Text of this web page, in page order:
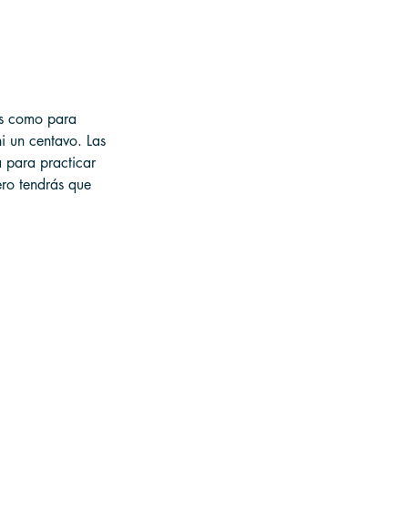
como para
un centavo. Las
para practicar
tendrás que